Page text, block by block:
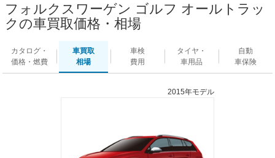
フォルクスワーゲン ゴルフ オールトラッ
クの車買取価格・相場
カタログ・
価格・燃費
車買取
相場
車検
費用
タイヤ・
車用品
自動
車保険
2015年モデル